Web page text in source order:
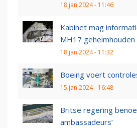
18 jan 2024 - 11:46
Kabinet mag
MH17 geheimhouden
18 jan 2024 - 11:32
Boeing voert
15 jan 2024 - 16:48
Britse regering
ambassadeurs’